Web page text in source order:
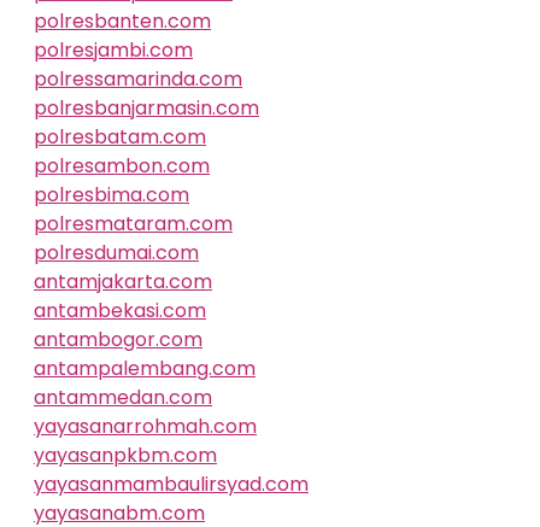
polresbanten.com
polresjambi.com
polressamarinda.com
polresbanjarmasin.com
polresbatam.com
polresambon.com
polresbima.com
polresmataram.com
polresdumai.com
antamjakarta.com
antambekasi.com
antambogor.com
antampalembang.com
antammedan.com
yayasanarrohmah.com
yayasanpkbm.com
yayasanmambaulirsyad.com
yayasanabm.com